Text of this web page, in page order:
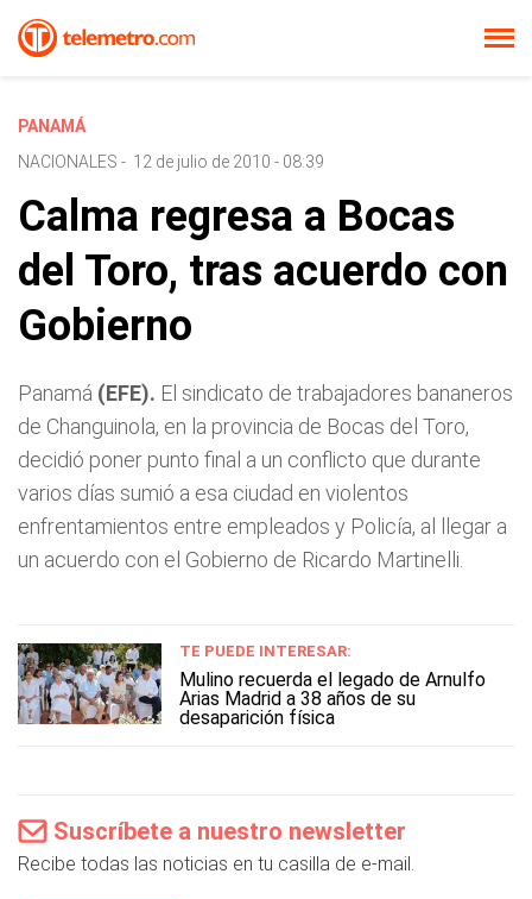
PANAMÁ
NACIONALES - 12 de julio de 2010 - 08:39
Calma regresa a Bocas
del Toro, tras acuerdo con
Gobierno
Panamá (EFE). El sindicato de trabajadores bananeros
de Changuinola, en la provincia de Bocas del Toro,
decidió poner punto final a un conflicto que durante
varios días sumió a esa ciudad en violentos
enfrentamientos entre empleados y Policía, al llegar a
un acuerdo con el Gobierno de Ricardo Martinelli.
TE PUEDE INTERESAR:
Mulino recuerda el legado de Arnulfo
Arias Madrid a 38 años de su
desaparición física
Suscríbete a nuestro newsletter
Recibe todas las noticias en tu casilla de e-mail.